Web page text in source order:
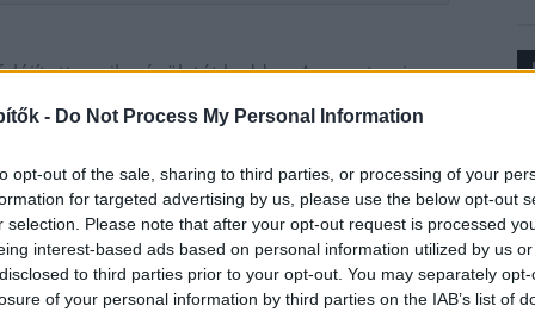
- Do Not Process My Personal Information
opt-out of the sale, sharing to third parties, or processing of your
for targeted advertising by us, please use the below opt-out
selection. Please note that after your opt-out request is processed
interest-based ads based on personal information utilized by us
to third parties prior to your opt-out. You may separately
of your personal information by third parties on the IAB’s list of
pavilonépületét kedden. Az egyetemi
a jövő iránti elkötelezettségünk jelképe is -
ban átadott campusának három
kiüríteni, eközben sem szakadt meg
diákja számára.